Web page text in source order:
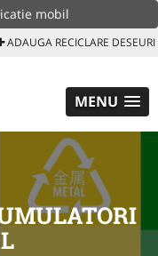
mobil
ADAUGA RECICLARE DESEURI
MENU